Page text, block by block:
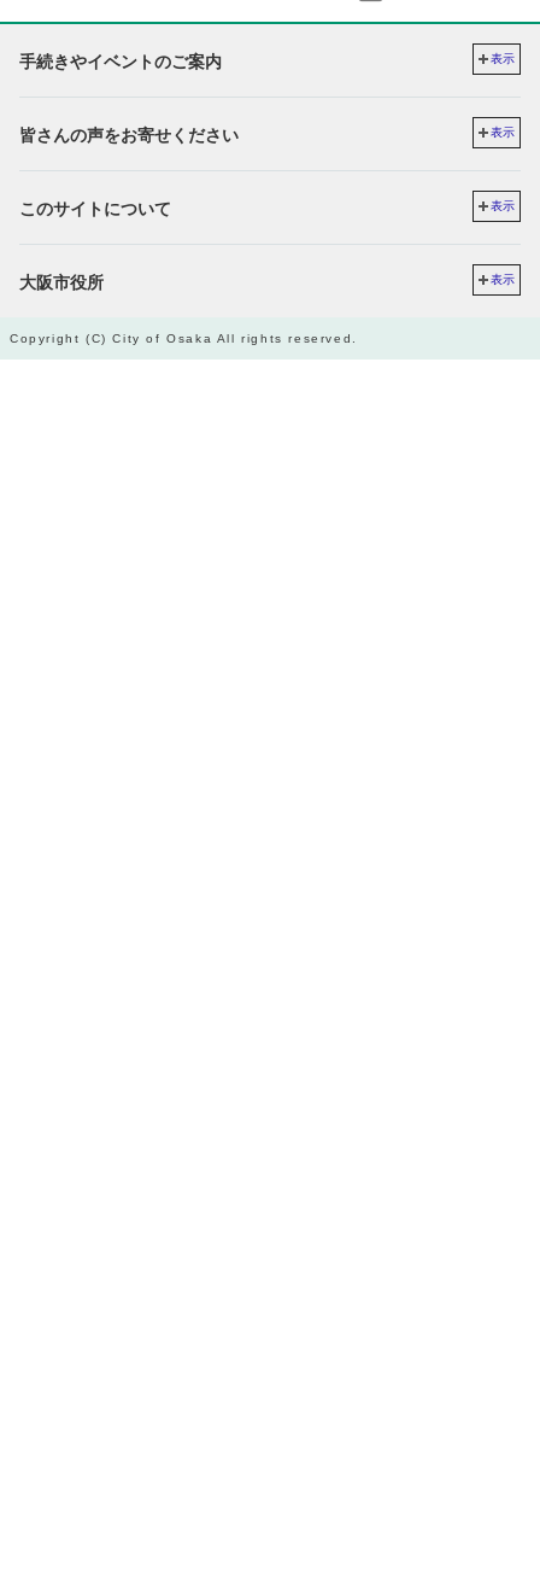
手続きやイベントのご案内 表示
皆さんの声をお寄せください 表示
このサイトについて 表示
大阪市役所 表示
Copyright (C) City of Osaka All rights reserved.